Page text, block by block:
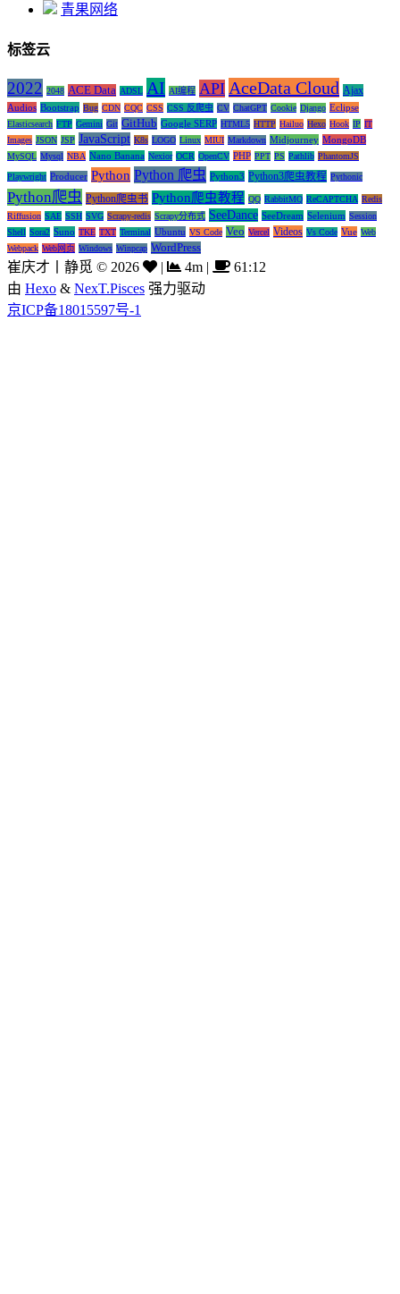
青果网络
标签云
2022 2048 ACE Data ADSL AI AI编程 API AceData Cloud Ajax
Audios Bootstrap Bug CDN CQC CSS CSS 反爬虫 CV ChatGPT Cookie Django Eclipse
Elasticsearch FTP Gemini Git GitHub Google SERP HTML5 HTTP Hailuo Hexo Hook IP IT
Images JSON JSP JavaScript K8s LOGO Linux MIUI Markdown Midjourney MongoDB
MySQL Mysql NBA Nano Banana Nexior OCR OpenCV PHP PPT PS Pathlib PhantomJS
Playwright Producer Python Python 爬虫 Python3 Python3爬虫教程 Pythonic
Python爬虫 Python爬虫书 Python爬虫教程 QQ RabbitMQ ReCAPTCHA Redis
Riffusion SAE SSH SVG Scrapy-redis Scrapy分布式 SeeDance SeeDream Selenium Session
Shell Sora2 Suno TKE TXT Terminal Ubuntu VS Code Veo Vercel Videos Vs Code Vue Web
Webpack Web网页 Windows Winpcap WordPress
崔庆才丨静觅 © 2026 | 4m |
61:12
由 Hexo & NexT.Pisces 强力驱动
京ICP备18015597号-1